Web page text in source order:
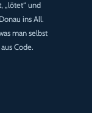
„lötet“ und
ins All.
man selbst
Code.